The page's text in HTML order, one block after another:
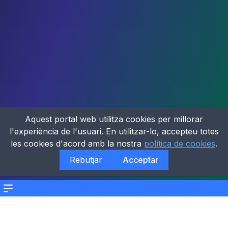
Menu
Aquest portal web utilitza cookies per millorar
l'experiència de l'usuari. En utilitzar-lo, accepteu totes
les cookies d'acord amb la nostra política de cookies.
Rebutjar
Acceptar